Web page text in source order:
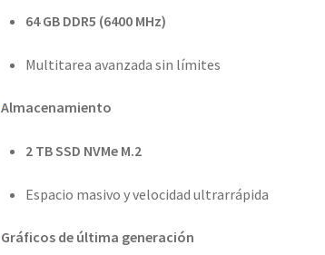
64 GB DDR5 (6400 MHz)
Multitarea avanzada sin límites
Almacenamiento
2 TB SSD NVMe M.2
Espacio masivo y velocidad ultrarrápida
Gráficos de última generación